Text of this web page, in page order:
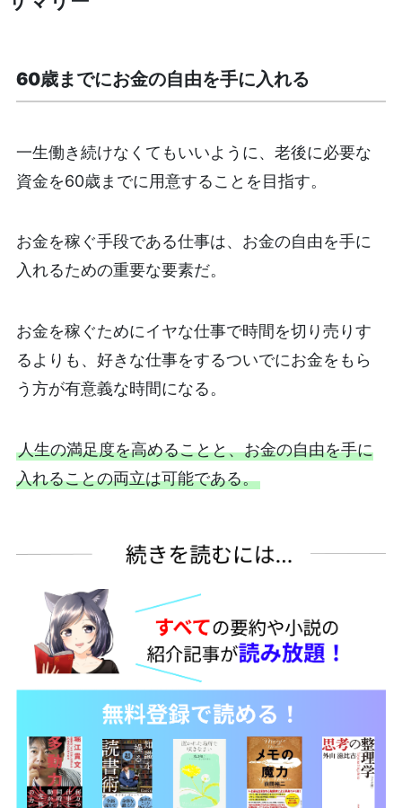
60歳までにお金の自由を手に入れる
一生働き続けなくてもいいように、老後に必要な
資金を60歳までに用意することを目指す。
お金を稼ぐ手段である仕事は、お金の自由を手に
入れるための重要な要素だ。
お金を稼ぐためにイヤな仕事で時間を切り売りす
るよりも、好きな仕事をするついでにお金をもら
う方が有意義な時間になる。
人生の満足度を高めることと、お金の自由を手に
入れることの両立は可能である。